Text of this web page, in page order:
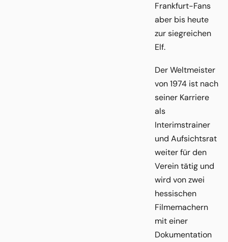
Frankfurt-Fans
aber bis heute
zur siegreichen
Elf.
Der Weltmeister
von 1974 ist nach
seiner Karriere
als
Interimstrainer
und Aufsichtsrat
weiter für den
Verein tätig und
wird von zwei
hessischen
Filmemachern
mit einer
Dokumentation